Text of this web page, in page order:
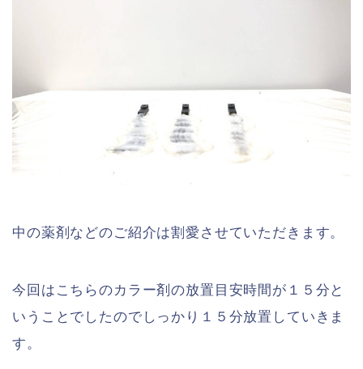
中の薬剤などのご紹介は割愛させていただきます。
今回はこちらのカラー剤の放置目安時間が１５分と
いうことでしたのでしっかり１５分放置していきま
す。